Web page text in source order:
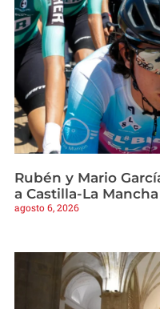
Rubén y Mario
a Castilla-La
agosto 6, 2026